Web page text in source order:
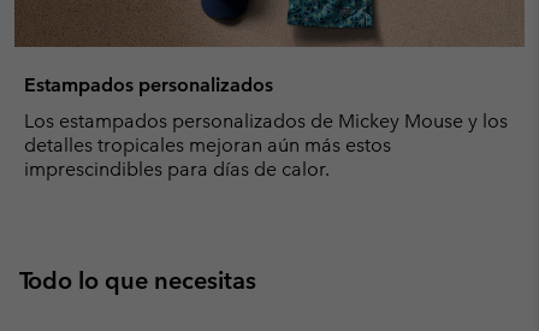
Estampados personalizados
Los estampados personalizados de Mickey Mouse y los
detalles tropicales mejoran aún más estos
imprescindibles para días de calor.
Todo lo que necesitas